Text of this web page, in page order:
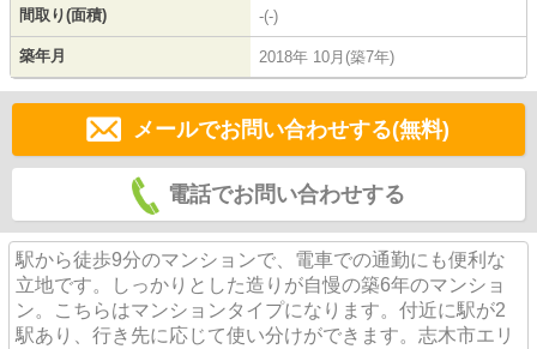
間取り(面積) -(-)
築年月 2018年 10月(築7年)
メールでお問い合わせする(無料)
電話でお問い合わせする
駅から徒歩9分のマンションで、電車での通勤にも便利な
立地です。しっかりとした造りが自慢の築6年のマンショ
ン。こちらはマンションタイプになります。付近に駅が2
駅あり、行き先に応じて使い分けができます。志木市エリ